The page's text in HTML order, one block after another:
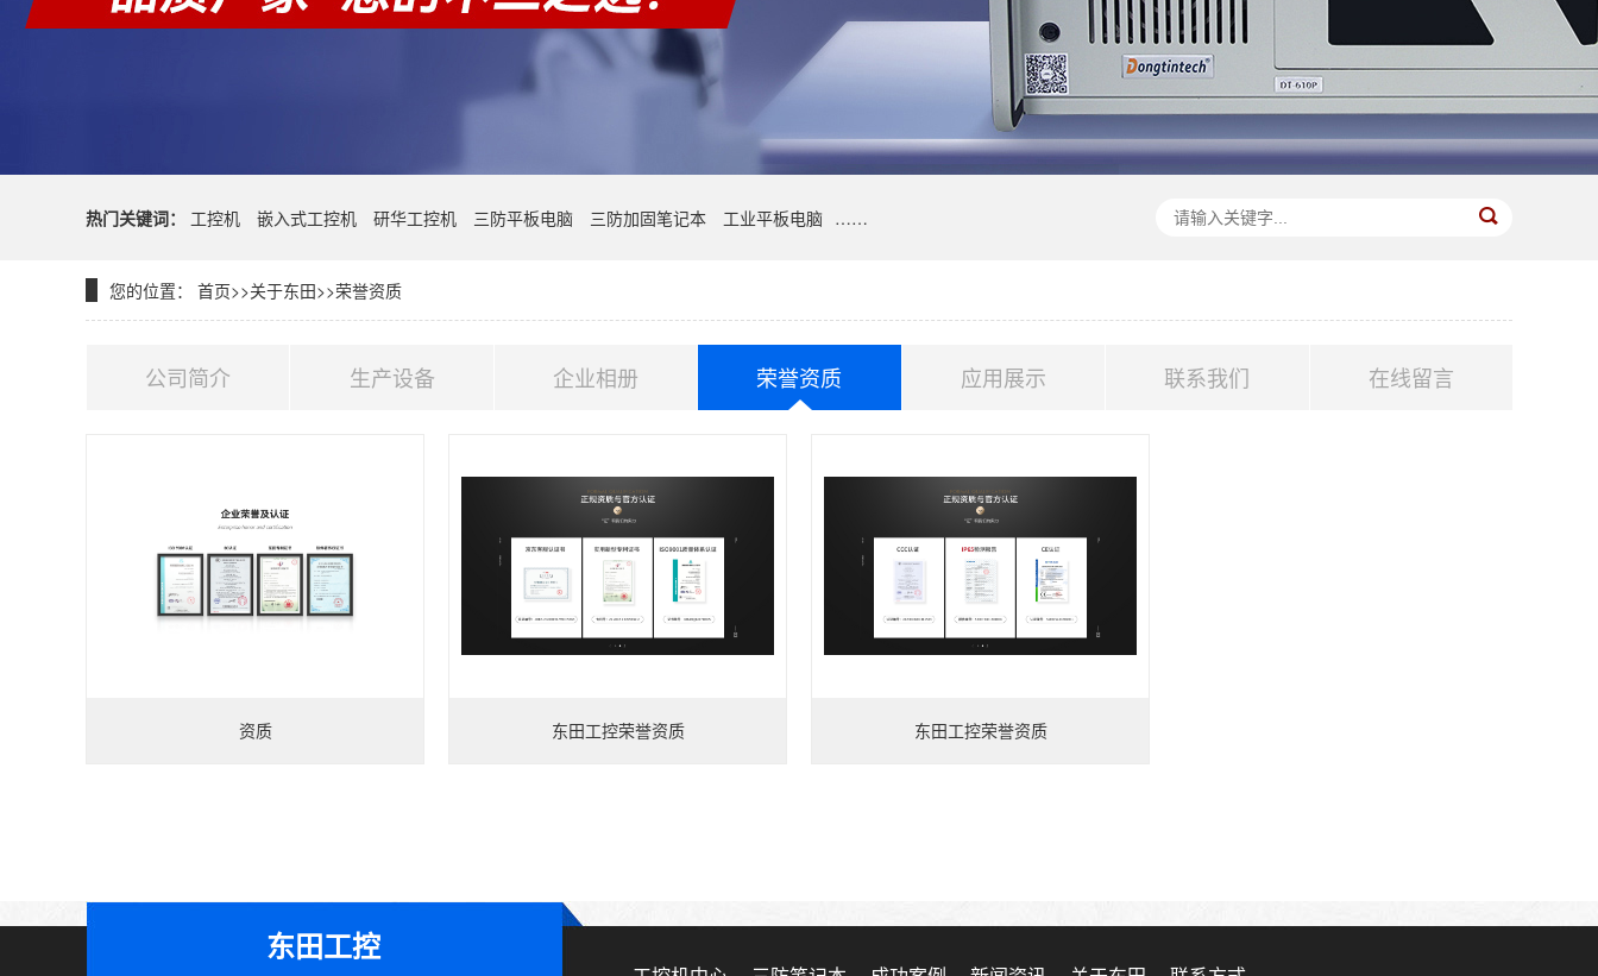
热门关键词： 工控机 嵌入式工控机 研华工控机 三防平板电脑 三防加固笔记本 工业平板电脑 ……
您的位置： 首页>>关于东田>>荣誉资质
公司简介 生产设备 企业相册 荣誉资质 应用展示 联系我们 在线留言
资质 东田工控荣誉资质 东田工控荣誉资质
东田工控